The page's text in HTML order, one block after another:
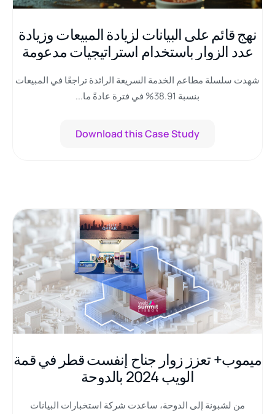
نهج قائم على البيانات لزيادة المبيعات وزيادة
عدد الزوار باستخدام استراتيجيات مدعومة
شهدت سلسلة مطاعم الخدمة السريعة الرائدة تراجعًا في المبيعات
بنسبة 38.91% في فترة عادةً ما...
Download this Case Study
ميموب+ تعزز زوار جناح إنفست قطر في قمة
الويب 2024 بالدوحة
من لشبونة إلى الدوحة، ساعدت شركة استخبارات البيانات